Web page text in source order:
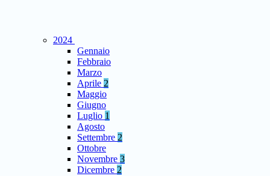
2024
Gennaio
Febbraio
Marzo
Aprile 2
Maggio
Giugno
Luglio 1
Agosto
Settembre 2
Ottobre
Novembre 3
Dicembre 2